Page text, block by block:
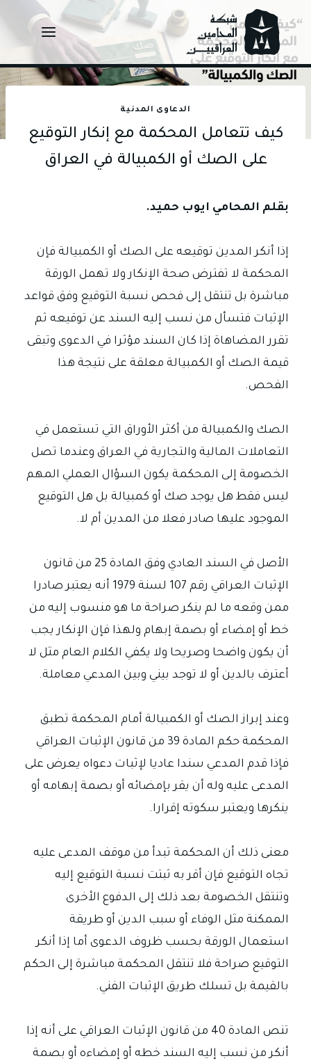
content
الدعاوى المدنية
كيف تتعامل المحكمة مع إنكار التوقيع
على الصك أو الكمبيالة في العراق
بقلم المحامي ايوب حميد.
إذا أنكر المدين توقيعه على الصك أو الكمبيالة فإن
المحكمة لا تفترض صحة الإنكار ولا تهمل الورقة
مباشرة بل تنتقل إلى فحص نسبة التوقيع وفق قواعد
الإثبات فتسأل من نسب إليه السند عن توقيعه ثم
تقرر المضاهاة إذا كان السند مؤثرا في الدعوى وتبقى
قيمة الصك أو الكمبيالة معلقة على نتيجة هذا
الفحص.
الصك والكمبيالة من أكثر الأوراق التي تستعمل في
التعاملات المالية والتجارية في العراق وعندما تصل
الخصومة إلى المحكمة يكون السؤال العملي المهم
ليس فقط هل يوجد صك أو كمبيالة بل هل التوقيع
الموجود عليها صادر فعلا من المدين أم لا.
الأصل في السند العادي وفق المادة 25 من قانون
الإثبات العراقي رقم 107 لسنة 1979 أنه يعتبر صادرا
ممن وقعه ما لم ينكر صراحة ما هو منسوب إليه من
خط أو إمضاء أو بصمة إبهام ولهذا فإن الإنكار يجب
أن يكون واضحا وصريحا ولا يكفي الكلام العام مثل لا
أعترف بالدين أو لا توجد بيني وبين المدعي معاملة.
وعند إبراز الصك أو الكمبيالة أمام المحكمة تطبق
المحكمة حكم المادة 39 من قانون الإثبات العراقي
فإذا قدم المدعي سندا عاديا لإثبات دعواه يعرض على
المدعى عليه وله أن يقر بإمضائه أو بصمة إبهامه أو
ينكرها ويعتبر سكوته إقرارا.
معنى ذلك أن المحكمة تبدأ من موقف المدعى عليه
تجاه التوقيع فإن أقر به ثبتت نسبة التوقيع إليه
وتنتقل الخصومة بعد ذلك إلى الدفوع الأخرى
الممكنة مثل الوفاء أو سبب الدين أو طريقة
استعمال الورقة بحسب ظروف الدعوى أما إذا أنكر
التوقيع صراحة فلا تنتقل المحكمة مباشرة إلى الحكم
بالقيمة بل تسلك طريق الإثبات الفني.
تنص المادة 40 من قانون الإثبات العراقي على أنه إذا
أنكر من نسب إليه السند خطه أو إمضاءه أو بصمة